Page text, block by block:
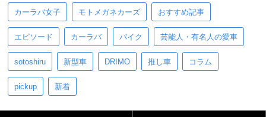
カーラバ女子 モトメガネカーズ おすすめ記事
エピソード カーラバ バイク 芸能人・有名人の愛車
sotoshiru 新型車 DRIMO 推し車 コラム
pickup 新着